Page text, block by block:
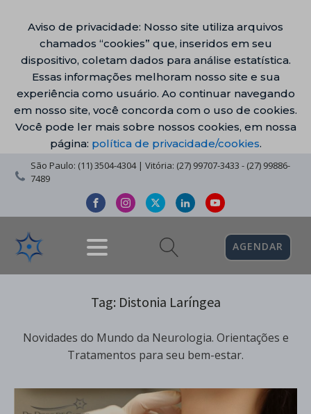
Aviso de privacidade: Nosso site utiliza arquivos
chamados “cookies” que, inseridos em seu
dispositivo, coletam dados para análise estatística.
Essas informações melhoram nosso site e sua
experiência como usuário. Ao continuar navegando
em nosso site, você concorda com o uso de cookies.
Você pode ler mais sobre nossos cookies, em nossa
página: política de privacidade/cookies.
São Paulo: (11) 3504-4304 | Vitória: (27) 99707-3433 - (27) 99886-
7489
AGENDAR
Tag: Distonia Laríngea
Novidades do Mundo da Neurologia. Orientações e
Tratamentos para seu bem-estar.